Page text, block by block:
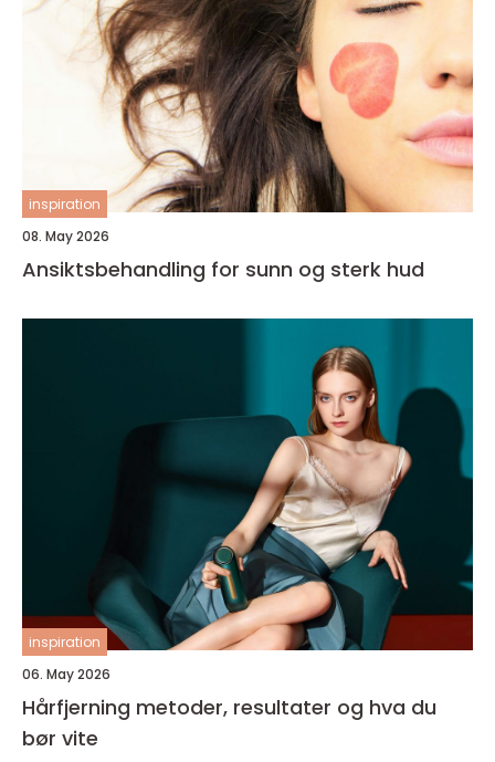
inspiration
08. May 2026
Ansiktsbehandling for sunn og sterk hud
inspiration
06. May 2026
Hårfjerning metoder, resultater og hva du
bør vite